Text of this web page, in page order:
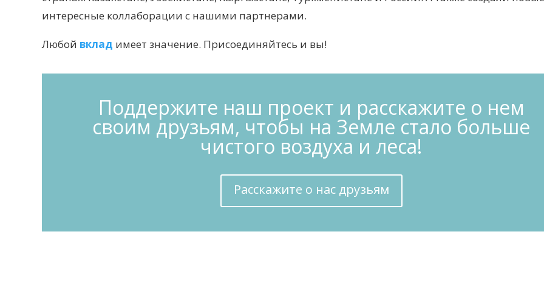
интересные коллаборации с нашими партнерами.
Любой вклад имеет значение. Присоединяйтесь и вы!
Поддержите наш проект и расскажите о нем
своим друзьям, чтобы на Земле стало больше
чистого воздуха и леса!
Расскажите о нас друзьям